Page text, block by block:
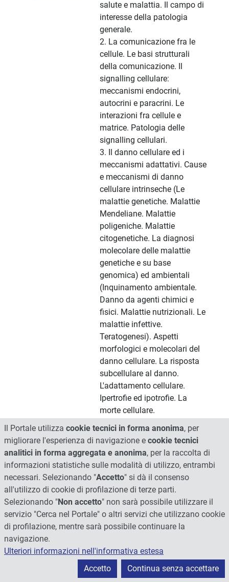
salute e malattia. Il campo di
interesse della patologia
generale.
2. La comunicazione fra le
cellule. Le basi strutturali
della comunicazione. Il
signalling cellulare:
meccanismi endocrini,
autocrini e paracrini. Le
interazioni fra cellule e
matrice. Patologia delle
signalling cellulari.
3. Il danno cellulare ed i
meccanismi adattativi. Cause
e meccanismi di danno
cellulare intrinseche (Le
malattie genetiche. Malattie
Mendeliane. Malattie
poligeniche. Malattie
citogenetiche. La diagnosi
molecolare delle malattie
genetiche e su base
genomica) ed ambientali
(Inquinamento ambientale.
Danno da agenti chimici e
fisici. Malattie nutrizionali. Le
malattie infettive.
Teratogenesi). Aspetti
morfologici e molecolari del
danno cellulare. La risposta
subcellulare al danno.
L'adattamento cellulare.
Ipertrofie ed ipotrofie. La
morte cellulare.
4. Elementi di immunologia
ed immunopatologia.
L'infiammazione acuta e
cronica. Infiammazione
acuta. Modificazioni
vascolari. Eventi cellulari:
l'essudazione leucocitaria e la
fagocitosi. I mediatori chimici
dell'infiammazione.
Infiammazione cronica:
definizione e cause. Il ruolo
del sistema linfatico e del
tessuto linfoide nei processi
Il Portale utilizza cookie tecnici in forma anonima, per
migliorare l'esperienza di navigazione e cookie tecnici
analitici in forma aggregata e anonima, per la raccolta di
informazioni statistiche sulle modalità di utilizzo, entrambi
necessari. Selezionando "Accetto" si dà il consenso
all'utilizzo di cookie di profilazione di terze parti.
Selezionando "Non accetto" non sarà possibile utilizzare il
servizio "Cerca nel Portale" o altri servizi che utilizzano cookie
di profilazione, mentre sarà possibile continuare la
navigazione.
Ulteriori informazioni nell'informativa estesa
Accetto
Continua senza accettare